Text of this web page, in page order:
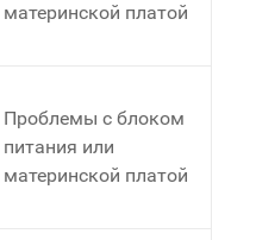
материнской платой
Проблемы с блоком
питания или
материнской платой